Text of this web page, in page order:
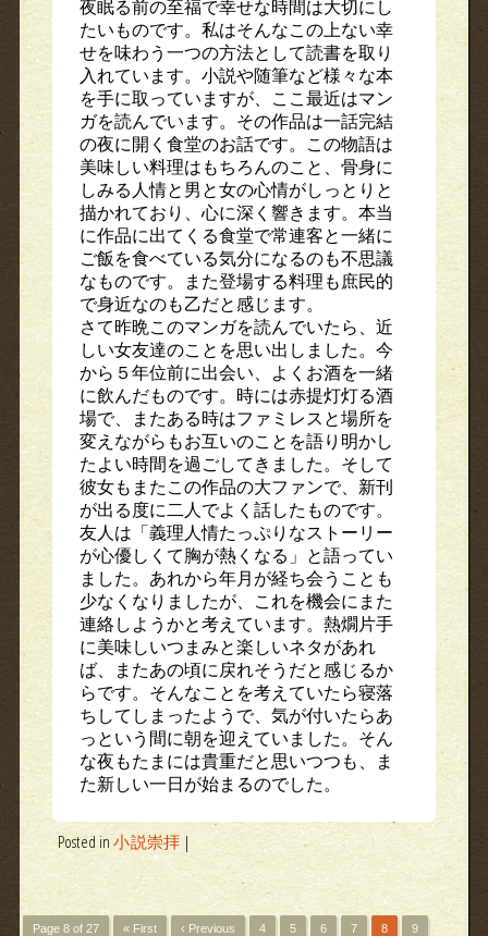
夜眠る前の至福で幸せな時間は大切にし
たいものです。私はそんなこの上ない幸
せを味わう一つの方法として読書を取り
入れています。小説や随筆など様々な本
を手に取っていますが、ここ最近はマン
ガを読んでいます。その作品は一話完結
の夜に開く食堂のお話です。この物語は
美味しい料理はもちろんのこと、骨身に
しみる人情と男と女の心情がしっとりと
描かれており、心に深く響きます。本当
に作品に出てくる食堂で常連客と一緒に
ご飯を食べている気分になるのも不思議
なものです。また登場する料理も庶民的
で身近なのも乙だと感じます。
さて昨晩このマンガを読んでいたら、近
しい女友達のことを思い出しました。今
から５年位前に出会い、よくお酒を一緒
に飲んだものです。時には赤提灯灯る酒
場で、またある時はファミレスと場所を
変えながらもお互いのことを語り明かし
たよい時間を過ごしてきました。そして
彼女もまたこの作品の大ファンで、新刊
が出る度に二人でよく話したものです。
友人は「義理人情たっぷりなストーリー
が心優しくて胸が熱くなる」と語ってい
ました。あれから年月が経ち会うことも
少なくなりましたが、これを機会にまた
連絡しようかと考えています。熱燗片手
に美味しいつまみと楽しいネタがあれ
ば、またあの頃に戻れそうだと感じるか
らです。そんなことを考えていたら寝落
ちしてしまったようで、気が付いたらあ
っという間に朝を迎えていました。そん
な夜もたまには貴重だと思いつつも、ま
た新しい一日が始まるのでした。
Posted in小説崇拝 |
Page 8 of 27 « First ‹ Previous 4 5 6 7 8 9